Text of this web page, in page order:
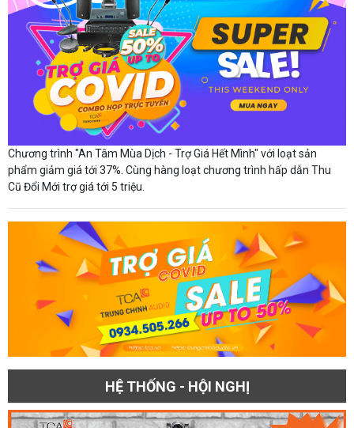
Chương trình "An Tâm Mùa Dịch - Trợ Giá Hết Mình" với loạt sản
phẩm giảm giá tới 37%. Cùng hàng loạt chương trình hấp dẫn Thu
Cũ Đổi Mới trợ giá tới 5 triệu.
HỆ THỐNG - HỘI NGHỊ